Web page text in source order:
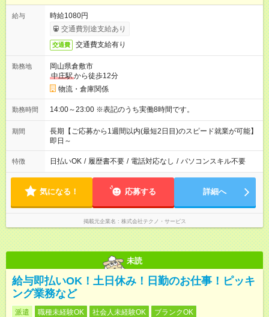
給与
時給1080円
交通費別途支給あり
交通費 交通費支給有り
勤務地
岡山県倉敷市
中庄駅から徒歩12分
物流・倉庫関係
勤務時間 14:00～23:00 ※表記のうち実働8時間です。
期間
長期【ご応募から1週間以内(最短2日目)のスピード就業が可能】
即日～
特徴 日払いOK / 履歴書不要 / 電話対応なし / パソコンスキル不要
気になる！ 応募する 詳細へ
掲載元企業名 株式会社テクノ・サービス
未読
給与即払いOK！土日休み！日勤のお仕事！ピッキ
ング業務など
派遣 職種未経験OK 社会人未経験OK
ブランクOK